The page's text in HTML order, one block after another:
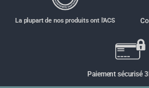
La plupart de nos produits ont l'ACS
Paiement sécurisé